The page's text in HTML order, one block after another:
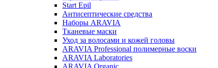
Start Epil
Антисептические средства
Наборы ARAVIA
Тканевые маски
Уход за волосами и кожей головы
ARAVIA Professional полимерные воски
ARAVIA Laboratories
ARAVIA Organic